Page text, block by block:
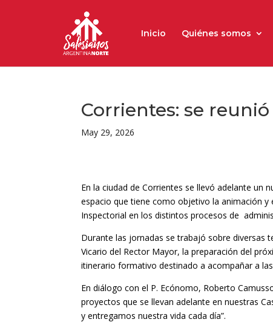
Inicio Quiénes somos
Corrientes: se
May 29, 2026
En la ciudad de Corrientes se llevó adelante un
espacio que tiene como objetivo la animación
Inspectorial en los distintos procesos de
Durante las jornadas se trabajó sobre diversas
Vicario del Rector Mayor, la preparación del
itinerario formativo destinado a acompañar a las
En diálogo con el P. Ecónomo, Roberto
proyectos que se llevan adelante en nuestras
y entregamos nuestra vida cada día”.